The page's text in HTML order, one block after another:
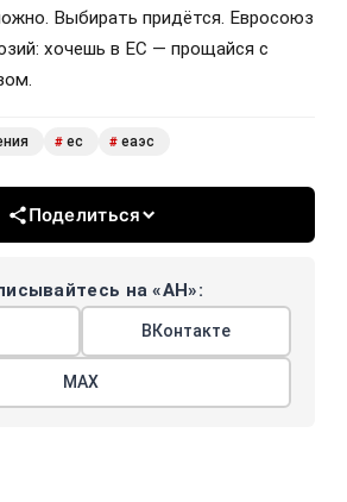
Выбирать придётся. Евросоюз
хочешь в ЕС — прощайся с
# ес # еаэс
Поделиться
на «АН»:
ВКонтакте
МАХ